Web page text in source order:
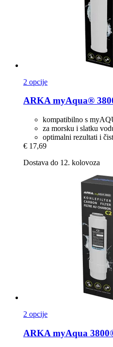
2 opcije
ARKAmyAqua®
kompatibilno s
za morsku i slatku
optimalni rezultati i
€ 17,69
Dostava do 12. kolovoza
2 opcije
ARKA myAqua